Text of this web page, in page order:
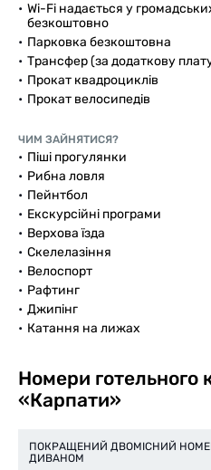
Wi-Fi надається у
безкоштовно
Парковка безкоштовна
Трансфер (за додаткову
Прокат квадроциклів
Прокат велосипедів
ЧИМ ЗАЙНЯТИСЯ?
Піші прогулянки
Рибна ловля
Пейнтбол
Екскурсійні програми
Верхова їзда
Скелелазіння
Велоспорт
Рафтинг
Джипінг
Катання на лижах
Номери готельного
«Карпати»
ПОКРАЩЕНИЙ ДВОМІСНИЙ
ДИВАНОМ